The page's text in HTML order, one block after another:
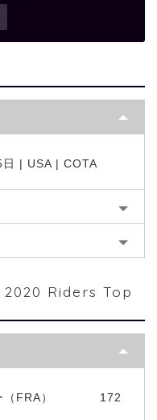
日 | USA | COTA
Riders Top
FRA）
172